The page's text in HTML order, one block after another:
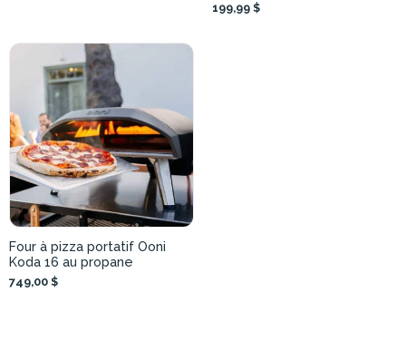
199,99 $
Four à pizza portatif Ooni
Koda 16 au propane
749,00 $